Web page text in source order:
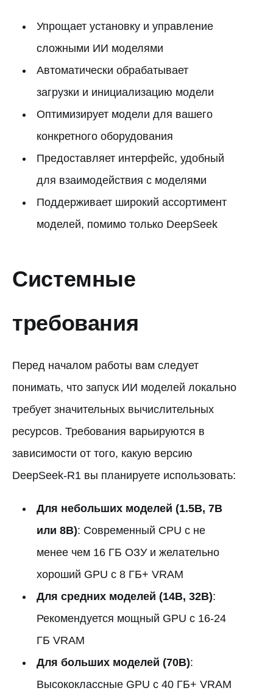
Упрощает установку и управление
сложными ИИ моделями
Автоматически обрабатывает
загрузки и инициализацию модели
Оптимизирует модели для вашего
конкретного оборудования
Предоставляет интерфейс, удобный
для взаимодействия с моделями
Поддерживает широкий ассортимент
моделей, помимо только DeepSeek
Системные
требования
Перед началом работы вам следует
понимать, что запуск ИИ моделей локально
требует значительных вычислительных
ресурсов. Требования варьируются в
зависимости от того, какую версию
DeepSeek-R1 вы планируете использовать:
Для небольших моделей (1.5B, 7B
или 8B): Современный CPU с не
менее чем 16 ГБ ОЗУ и желательно
хороший GPU с 8 ГБ+ VRAM
Для средних моделей (14B, 32B):
Рекомендуется мощный GPU с 16-24
ГБ VRAM
Для больших моделей (70B):
Высококлассные GPU с 40 ГБ+ VRAM